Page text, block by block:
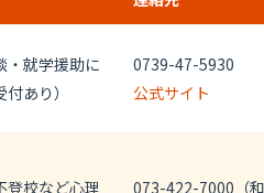
・就学援助に
あり）
0739-47-5930
公式サイト
登校など心理
073-422-7000（